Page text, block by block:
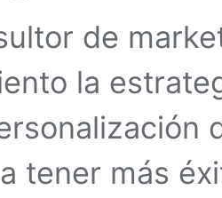
de
la
tener más